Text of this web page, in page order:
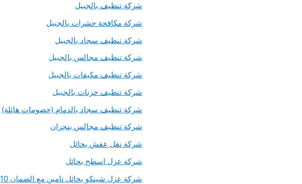
شركة تنظيف بالجبيل
شركة مكافحة حشرات بالجبيل
شركة تنظيف سجاد بالجبيل
شركة تنظيف مجالس بالجبيل
شركة تنظيف مكيفات بالجبيل
شركة تنظيف خزنات بالجبيل
شركة تنظيف سجاد بالدمام (خصومات هائلة)
شركة تنظيف مجالس بنجران
شركة نقل عفش بحائل
شركة عزل اسطح بحائل
شركة عزل شينكو بحائل تامين مع الضمان 10